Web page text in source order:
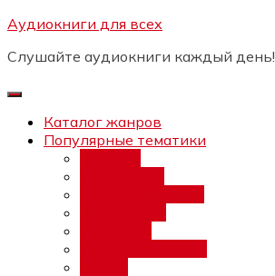
Перейти
содержимому
Аудиокниги для всех
Слушайте аудиокниги каждый день!
Каталог жанров
Популярные тематики
Бесплатный интенсив:
каналов"